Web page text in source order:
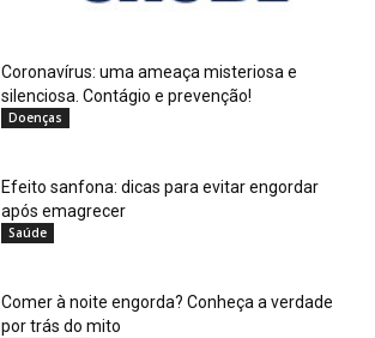
Coronavírus: uma ameaça misteriosa e
silenciosa. Contágio e prevenção!
Doenças
Efeito sanfona: dicas para evitar engordar
após emagrecer
Saúde
Comer à noite engorda? Conheça a verdade
por trás do mito